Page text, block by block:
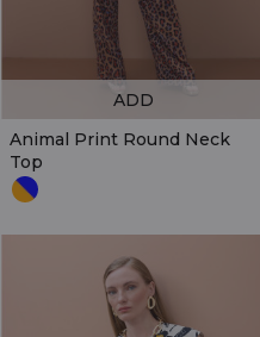
Animal Print Round Neck
Top
ADD